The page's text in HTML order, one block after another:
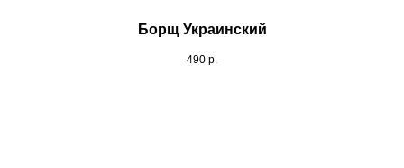
Борщ Украинский
490 р.